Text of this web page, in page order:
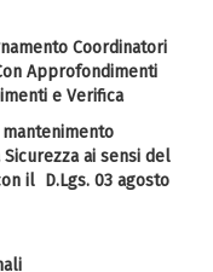
Coordinatori
Approfondimenti
e Verifica
ai sensi del
il D.Lgs. 03 agosto